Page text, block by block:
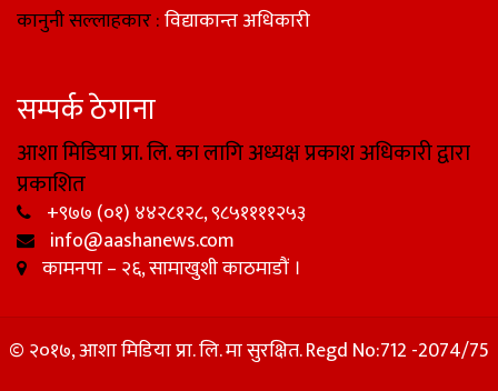
कानुनी सल्लाहकार :विद्याकान्त अधिकारी
सम्पर्क ठेगाना
आशा मिडिया प्रा. लि. का लागि अध्यक्ष प्रकाश अधिकारी द्वारा
प्रकाशित
+९७७ (०१) ४४२८१२८, ९८५११११२५३
info@aashanews.com
कामनपा – २६, सामाखुशी काठमाडौं ।
© २०१७, आशा मिडिया प्रा. लि. मा सुरक्षित. Regd No:712 -2074/75